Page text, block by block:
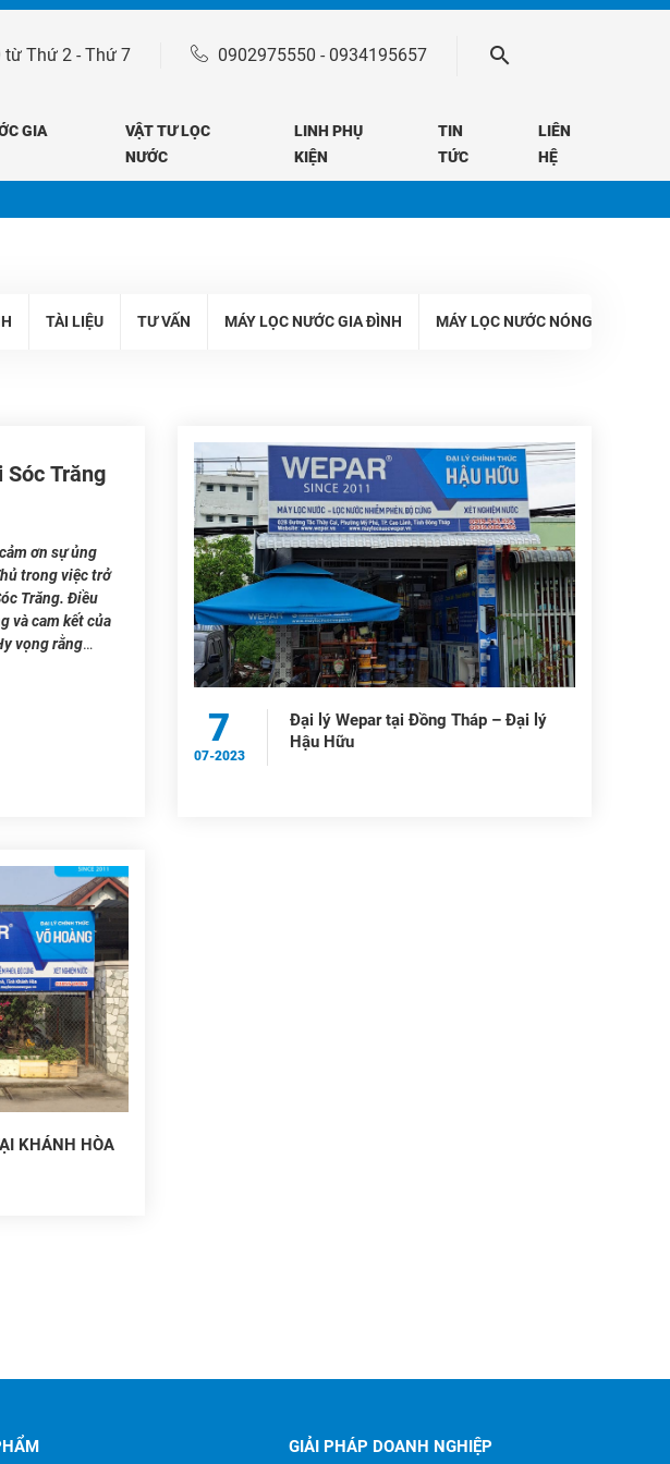
từ Thứ 2 - Thứ 7 0902975550 - 0934195657
GIA
VẬT TƯ LỌC
NƯỚC
LINH PHỤ
KIỆN
TIN
TỨC
LIÊN
HỆ
TÀI LIỆU TƯ VẤN MÁY LỌC NƯỚC GIA ĐÌNH MÁY LỌC NƯỚC NÓNG LẠNH
Sóc Trăng
ơn sự ủng
trong việc trở
Trăng. Điều
và cam kết của
vọng rằng
7
07-2023
Đại lý Wepar tại Đồng Tháp – Đại lý
Hậu Hữu
KHÁNH HÒA
GIẢI PHÁP DOANH NGHIỆP